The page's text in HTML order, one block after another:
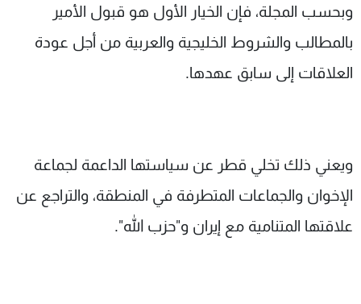
وبحسب المجلة، فإن الخيار الأول هو قبول الأمير
بالمطالب والشروط الخليجية والعربية من أجل عودة
العلاقات إلى سابق عهدها.
ويعني ذلك تخلي قطر عن سياستها الداعمة لجماعة
الإخوان والجماعات المتطرفة في المنطقة، والتراجع عن
علاقتها المتنامية مع إيران و"حزب الله".